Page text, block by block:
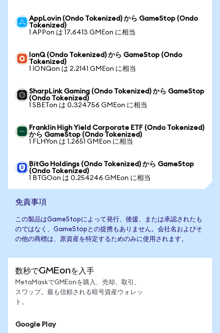
AppLovin (Ondo Tokenized) から GameStop (Ondo
Tokenized)
1 APPon は 17.6413 GMEon に相当
IonQ (Ondo Tokenized) から GameStop (Ondo
Tokenized)
1 IONQon は 2.2141 GMEon に相当
SharpLink Gaming (Ondo Tokenized) から GameStop
(Ondo Tokenized)
1 SBETon は 0.324756 GMEon に相当
Franklin High Yield Corporate ETF (Ondo Tokenized)
から GameStop (Ondo Tokenized)
1 FLHYon は 1.2651 GMEon に相当
BitGo Holdings (Ondo Tokenized) から GameStop
(Ondo Tokenized)
1 BTGOon は 0.254246 GMEon に相当
免責事項
この製品はGameStopによって発行、後援、または承認されたも
のではなく、GameStopとの提携もありません。会社名およびそ
の他の商標は、原資産を特定するためのみに使用されます。
数秒でGMEonを入手
MetaMaskでGMEonを購入、売却、取引、
スワップ。最も信頼される暗号資産ウォレッ
ト。
Google Play